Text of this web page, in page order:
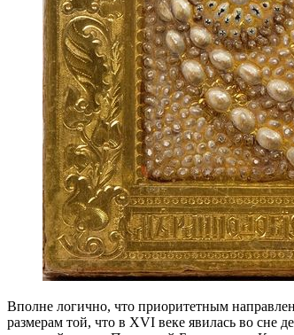
Вполне логично, что приоритетным
размерам той, что в XVI веке явилась во сне